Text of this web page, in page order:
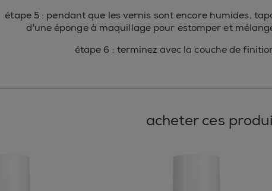
étape 5 : pendant que les vernis sont encore humides,
d'une éponge à maquillage pour estomper et
étape 6 : terminez avec la couche de
acheter ces